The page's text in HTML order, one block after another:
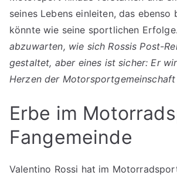
seines Lebens einleiten, das ebenso
könnte wie seine sportlichen Erfolge.
abzuwarten, wie sich Rossis Post-
gestaltet, aber eines ist sicher: Er
Herzen der Motorsportgemeinschaft
Erbe im
Fangemeinde
Valentino Rossi hat im